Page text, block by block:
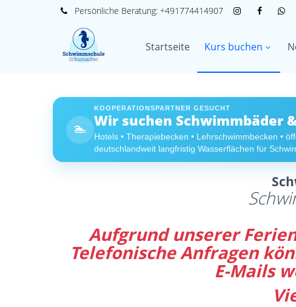
Persönliche Beratung: +491774414907
Startseite Kurs buchen
🏊
KOOPERATIONSPARTNER GESUCHT
Wir suchen Schwimmbäder
Hotels • Therapiebecken • Lehrschwimmbecken •
deutschlandweit langfristig Wasserflächen für
Aufgrund unserer
Telefonische Anfragen
E-Mails